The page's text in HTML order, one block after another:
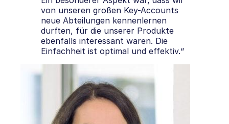
von unseren großen Key-Accounts
neue Abteilungen kennenlernen
durften, für die unserer Produkte
ebenfalls interessant waren. Die
Einfachheit ist optimal und effektiv.“